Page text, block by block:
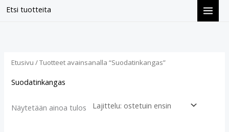
Etsi tuotteita
Siirry
Etusivu / Tuotteet avainsanalla “Suodatinkangas”
Suodatinkangas
Näytetään ainoa tulos